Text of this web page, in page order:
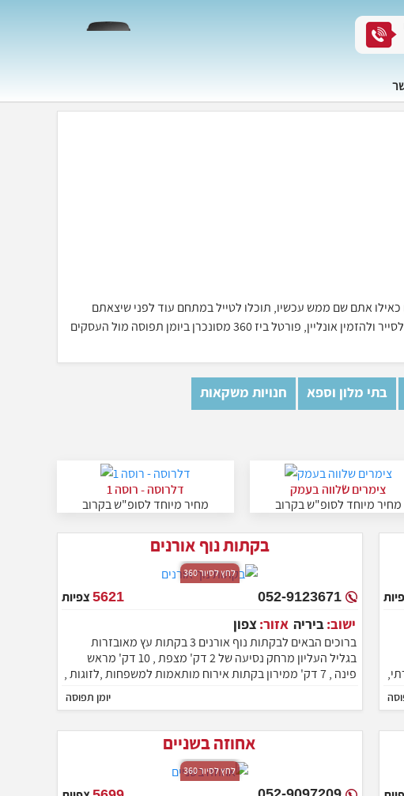
בהעסקים כאילו אתם שם ממש עכשיו, תוכלו לטייל במתחם עוד לפני שיצאתם
מהבית, יחד עם מערכת ההזמנות וחתימה דיגיטלית תוכלו לסייר ולהזמין אונליין, פורטל ביז 360 מסונכרן ביומן תפוסה מול העסקים
בתי מלון וספא
חנויות משקאות
דלרוסה - רוסה 1
מחיר מיוחד לסופ"ש בקרוב
צימרים שלווה בעמק
מחיר מיוחד לסופ"ש בקרוב
בקתות נוף אורנים
לחץ לסיור 360
052-9123671
5621צפיות
ישוב:ביריה אזור:צפון
ברוכים הבאים לבקתות נוף אורנים 3 בקתות עץ מאובזרות
בגליל העליון מרחק נסיעה של 2 דק' מצפת , 10 דק' מראש
פינה , 7 דק' ממירון בקתות אירוח מותאמות למשפחות ,לזוגות ,
יומן תפוסה
עד כ-10
אחוזה בשניים
לחץ לסיור 360